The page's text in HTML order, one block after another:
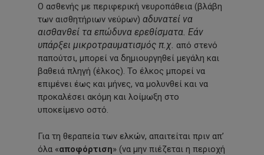
Ο ασθενής με περιφερική νευροπάθεια (βλάβη
των αισθητήριων νεύρων) αδυνατεί να
αισθανθεί τα επώδυνα ερεθίσματα. Εάν
υπάρξει μικροτραυματισμός π.χ. από στενό
παπούτσι, μπορεί να δημιουργηθεί μεγάλη και
βαθειά πληγή (έλκος). Το έλκος μπορεί να
επιμένει έως και μήνες, να μολυνθεί και να
προκαλέσει ακόμη και λοίμωξη στο
υποκείμενο οστό.
Για τη θεραπεία των ελκών, απαιτείται πριν απ’
όλα «αποφόρτιση» (να μην πιέζεται η περιοχή